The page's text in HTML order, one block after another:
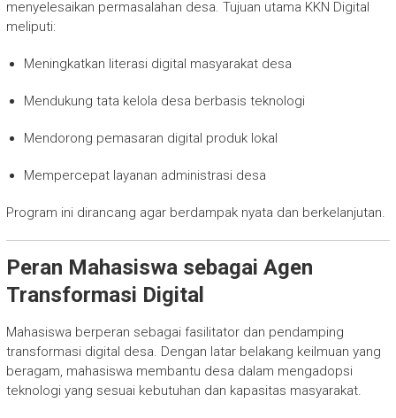
menyelesaikan permasalahan desa. Tujuan utama KKN Digital
meliputi:
Meningkatkan literasi digital masyarakat desa
Mendukung tata kelola desa berbasis teknologi
Mendorong pemasaran digital produk lokal
Mempercepat layanan administrasi desa
Program ini dirancang agar berdampak nyata dan berkelanjutan.
Peran Mahasiswa sebagai Agen
Transformasi Digital
Mahasiswa berperan sebagai fasilitator dan pendamping
transformasi digital desa. Dengan latar belakang keilmuan yang
beragam, mahasiswa membantu desa dalam mengadopsi
teknologi yang sesuai kebutuhan dan kapasitas masyarakat.